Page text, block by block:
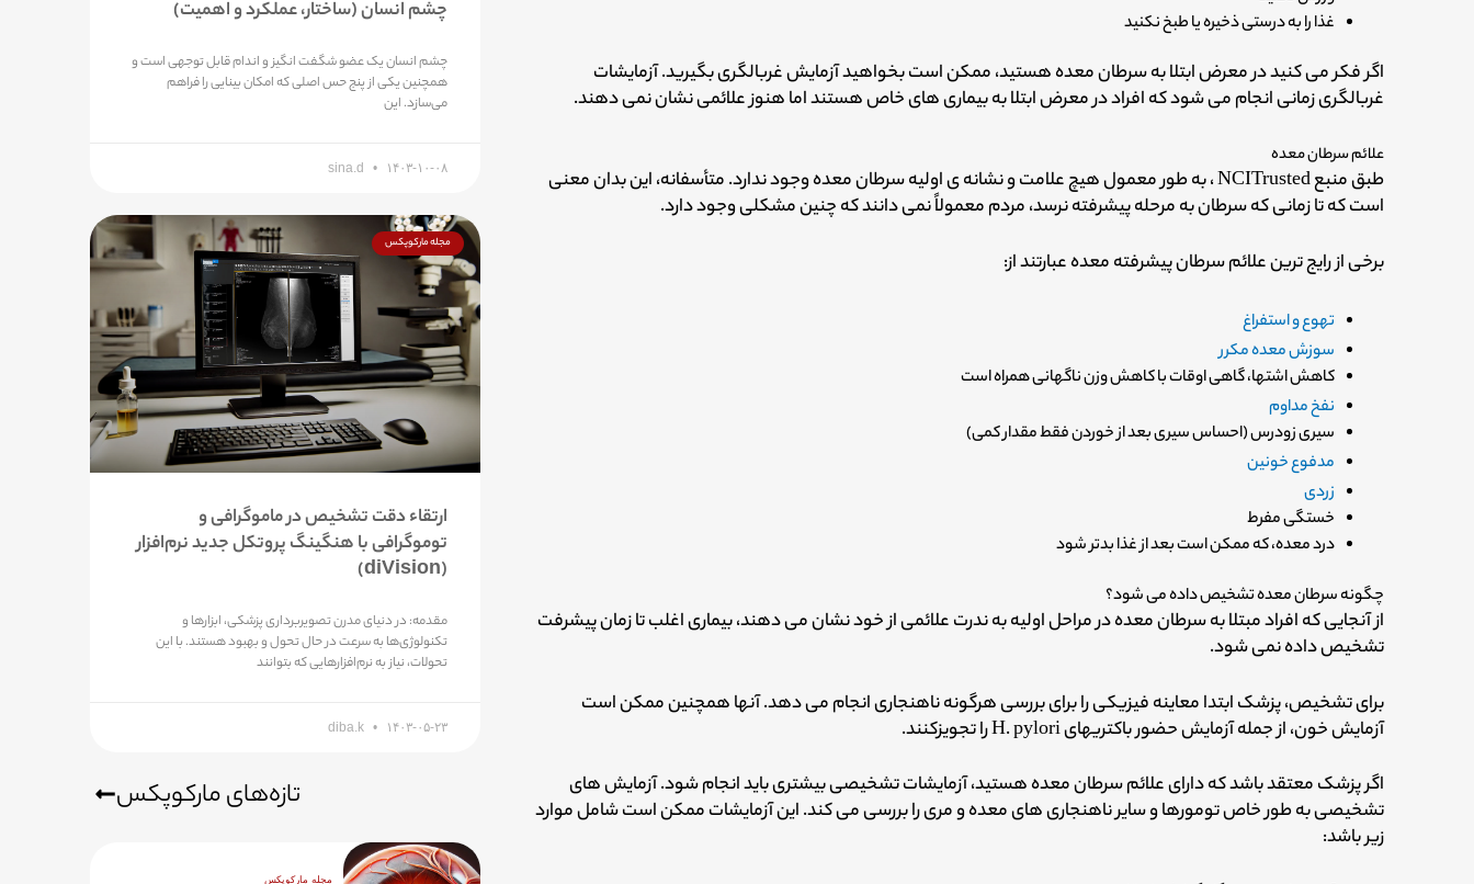
غذا را به درستی ذخیره یا طبخ نکنید
اگر فکر می کنید در معرض ابتلا به سرطان معده هستید، ممکن است بخواهید آزمایش غربالگری بگیرید. آزمایشات
غربالگری زمانی انجام می شود که افراد در معرض ابتلا به بیماری های خاص هستند اما هنوز علائمی نشان نمی دهند.
علائم سرطان معده
طبق منبع NCITrusted ، به طور معمول هیچ علامت و نشانه ی اولیه سرطان معده وجود ندارد. متأسفانه، این بدان معنی
است که تا زمانی که سرطان به مرحله پیشرفته نرسد، مردم معمولاً نمی دانند که چنین مشکلی وجود دارد.
برخی از رایج ترین علائم سرطان پیشرفته معده عبارتند از:
تهوع و استفراغ
سوزش معده مکرر
کاهش اشتها، گاهی اوقات با کاهش وزن ناگهانی همراه است
نفخ مداوم
سیری زودرس (احساس سیری بعد از خوردن فقط مقدار کمی)
مدفوع خونین
زردی
خستگی مفرط
درد معده، که ممکن است بعد از غذا بدتر شود
چگونه سرطان معده تشخیص داده می شود؟
از آنجایی که افراد مبتلا به سرطان معده در مراحل اولیه به ندرت علائمی از خود نشان می دهند، بیماری اغلب تا زمان پیشرفت
تشخیص داده نمی شود.
برای تشخیص، پزشک ابتدا معاینه فیزیکی را برای بررسی هرگونه ناهنجاری انجام می دهد. آنها همچنین ممکن است
آزمایش خون، از جمله آزمایش حضور باکتریهای H. pylori را تجویزکنند.
اگر پزشک معتقد باشد که دارای علائم سرطان معده هستید، آزمایشات تشخیصی بیشتری باید انجام شود. آزمایش های
تشخیصی به طور خاص تومورها و سایر ناهنجاری های معده و مری را بررسی می کند. این آزمایشات ممکن است شامل موارد
زیر باشد:
چشم انسان (ساختار، عملکرد و اهمیت)
چشم انسان یک عضو شگفت انگیز و اندام قابل توجهی است و
همچنین یکی از پنج حس اصلی که امکان بینایی را فراهم
می‌سازد. این
sina.d ۱۴۰۳-۱۰-۰۸
مجله مارکوپکس
ارتقاء دقت تشخیص در ماموگرافی و
توموگرافی با هنگینگ پروتکل جدید نرم‌افزار
(diVision)
مقدمه: در دنیای مدرن تصویربرداری پزشکی، ابزارها و
تکنولوژی‌ها به سرعت در حال تحول و بهبود هستند. با این
تحولات، نیاز به نرم‌افزارهایی که بتوانند
diba.k ۱۴۰۳-۰۵-۲۳
تازه‌های مارکوپکس
مجله مارکوپکس